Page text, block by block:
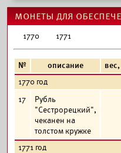
монеты для
1770 1771
№ описание вес,
1770 год
17
Рубль
"Сестрорецкий",
чеканен на
толстом кружке
1771 год